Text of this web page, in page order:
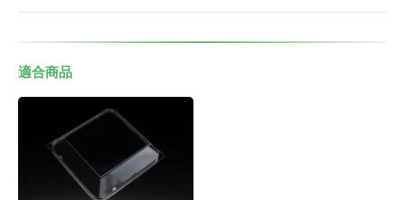
適合商品